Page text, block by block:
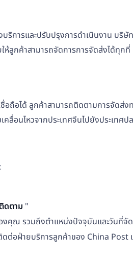
ริการและปรับปรุงการดำเนินงาน บ
ลูกค้าสามารถจัดการการจัดส่งได้ทุกที่
อได้ ลูกค้าสามารถติดตามการจัดส่
ลื่อนไหวจากประเทศจีนไปยังประเทศป
ติดตาม "
งคุณ รวมถึงตำแหน่งปัจจุบันและวันที่จั
ฝ่ายบริการลูกค้าของ China Post